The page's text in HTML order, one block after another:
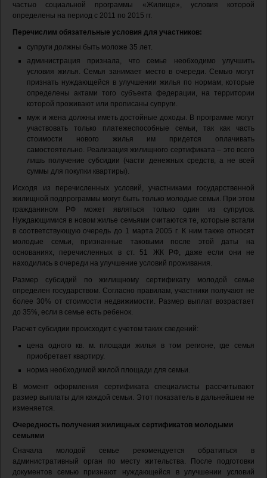
частью социальной программы «Жилище», условия которой
определены на период с 2011 по 2015 гг.
Перечислим обязательные условия для участников:
супруги должны быть моложе 35 лет.
администрация признала, что семье необходимо улучшить
условия жилья. Семья занимает место в очереди. Семью могут
признать нуждающейся в улучшении жилья по нормам, которые
определены актами того субъекта федерации, на территории
которой проживают или прописаны супруги.
муж и жена должны иметь достойные доходы. В программе могут
участвовать только платежеспособные семьи, так как часть
стоимости нового жилья им придется оплачивать
самостоятельно. Реализация жилищного сертификата – это всего
лишь получение субсидии (части денежных средств, а не всей
суммы для покупки квартиры).
Исходя из перечисленных условий, участниками государственной
жилищной подпрограммы могут быть только молодые семьи. При этом
гражданином РФ может являться только один из супругов.
Нуждающимися в новом жилье семьями считаются те, которые встали
в соответствующую очередь до 1 марта 2005 г. К ним также относят
молодые семьи, признанные таковыми после этой даты на
основаниях, перечисленных в ст. 51 ЖК РФ, даже если они не
находились в очереди на улучшение условий проживания.
Размер субсидий по жилищному сертификату молодой семье
определен государством. Согласно правилам, участники получают не
более 30% от стоимости недвижимости. Размер выплат возрастает
до 35%, если в семье есть ребенок.
Расчет субсидии происходит с учетом таких сведений:
цена одного кв. м. площади жилья в том регионе, где семья
приобретает квартиру.
норма необходимой жилой площади для семьи.
В момент оформления сертификата специалисты рассчитывают
размер выплаты для каждой семьи. Этот показатель в дальнейшем не
изменяется.
Очередность получения жилищных сертификатов молодыми
семьями
Сначала молодой семье рекомендуется обратиться в
административный орган по месту жительства. После подготовки
документов семью признают нуждающейся в улучшении условий